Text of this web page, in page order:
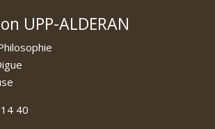
UPP-ALDERAN
40